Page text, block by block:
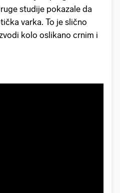
studije pokazale da
varka. To je slično
kolo oslikano crnim i